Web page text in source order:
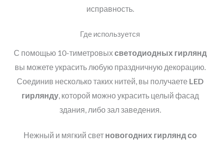
исправность.
Где используется
С помощью 10-тиметровыхсветодиодных гирлянд
вы можете украсить любую праздничную декорацию.
Соединив несколько таких нитей, вы получаете LED
гирлянду, которой можно украсить целый фасад
здания, либо зал заведения.
Нежный и мягкий свет новогодних гирляндсо